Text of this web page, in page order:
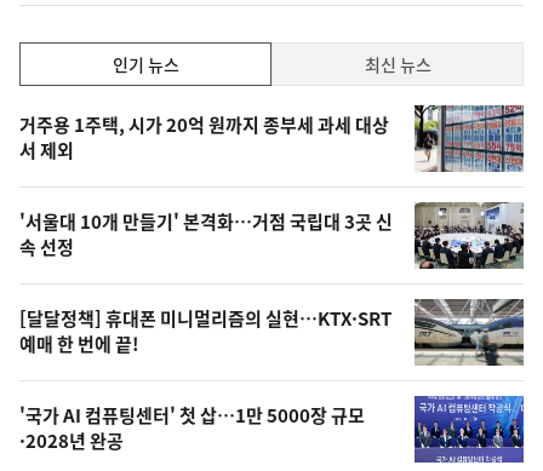
하
락
기,
최
신,
오
늘
의
영
상
오
인기 뉴스 최신 뉴스
기
뉴
스
거주용 1주택, 시가 20억 원까지 종부세 과세 대상
서 제외
'서울대 10개 만들기' 본격화…거점 국립대 3곳 신
속 선정
[달달정책] 휴대폰 미니멀리즘의 실현…KTX·SRT
예매 한 번에 끝!
'국가 AI 컴퓨팅센터' 첫 삽…1만 5000장 규모
·2028년 완공